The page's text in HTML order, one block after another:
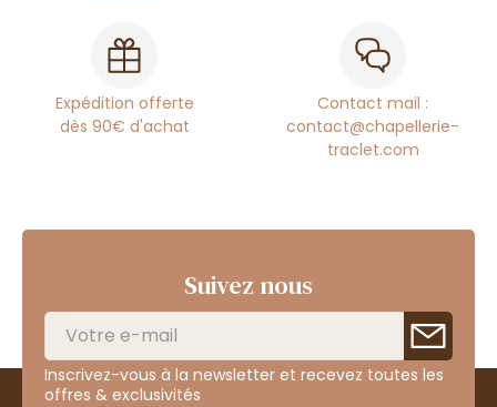
Expédition offerte
dès 90€ d'achat
Contact mail :
contact@chapellerie-
traclet.com
Suivez nous
Inscrivez-vous à la newsletter et recevez toutes les
offres & exclusivités